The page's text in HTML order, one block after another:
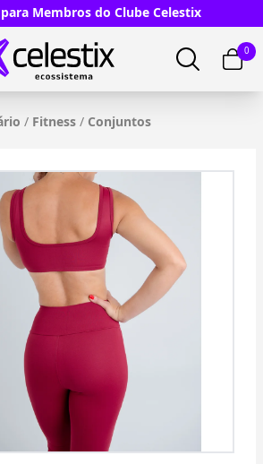
Membros do Clube Celestix
0
/ Fitness / Conjuntos